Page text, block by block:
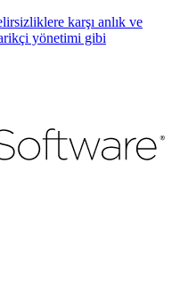
karşı anlık ve
yönetimi gibi